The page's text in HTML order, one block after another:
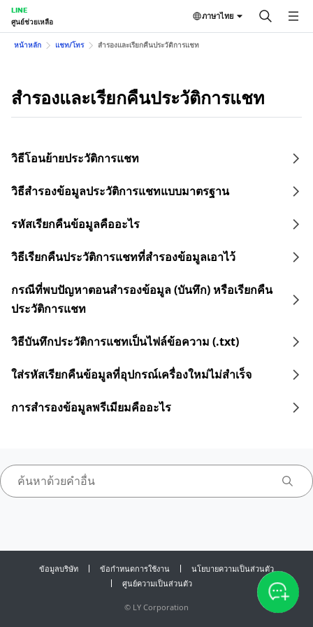
LINE
ศูนย์ช่วยเหลือ
ภาษาไทย
หน้าหลัก แชท/โทร สำรองและเรียกคืนประวัติการแชท
สำรองและเรียกคืนประวัติการแชท
วิธีโอนย้ายประวัติการแชท
วิธีสำรองข้อมูลประวัติการแชทแบบมาตรฐาน
รหัสเรียกคืนข้อมูลคืออะไร
วิธีเรียกคืนประวัติการแชทที่สำรองข้อมูลเอาไว้
กรณีที่พบปัญหาตอนสำรองข้อมูล (บันทึก) หรือเรียกคืน
ประวัติการแชท
วิธีบันทึกประวัติการแชทเป็นไฟล์ข้อความ (.txt)
ใส่รหัสเรียกคืนข้อมูลที่อุปกรณ์เครื่องใหม่ไม่สำเร็จ
การสำรองข้อมูลพรีเมียมคืออะไร
ข้อมูลบริษัท ข้อกำหนดการใช้งาน
นโยบายความเป็นส่วนตัว
ศูนย์ความเป็นส่วนตัว
© LY Corporation